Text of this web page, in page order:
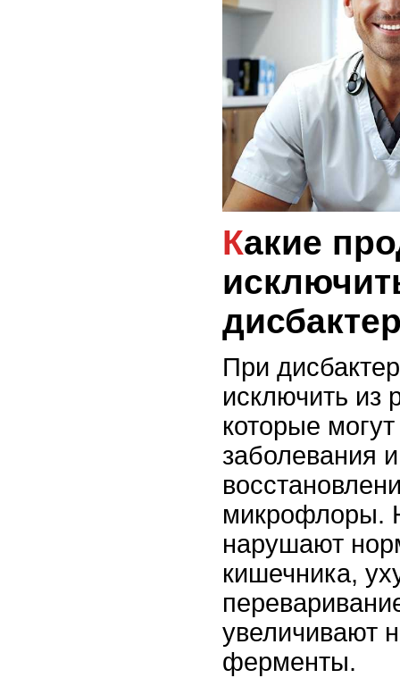
Какие продукты стоит
При
исключить из
которые
заболевания
микрофлоры.
нарушают
кишечника,
увеличивают
ферменты.